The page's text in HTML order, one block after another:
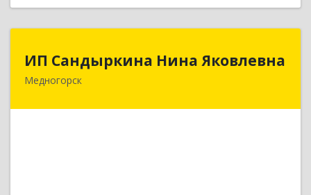
ИП Сандыркина Нина Яковлевна
Медногорск462270, Оренбургская обл, Медногорск г,